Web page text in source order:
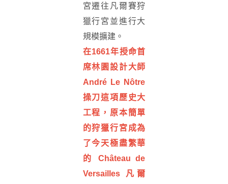
宮遷往凡爾賽狩
獵行宮並進行大
規模擴建。
在1661年授命首
席林園設計大師
André Le Nôtre
操刀這項歷史大
工程，原本簡單
的狩獵行宮成為
了今天極盡繁華
的 Château de
Versailles 凡爾